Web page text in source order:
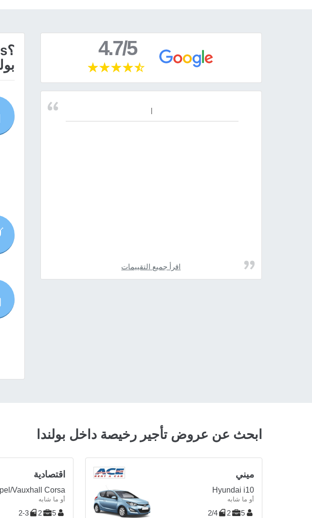
4.7/5
اقرأ جميع التقييمات
ابحث عن عروض تأجير رخيصة داخل بولندا
ميني
Hyundai i10
أو ما شابه
5
2
2/4
اقتصادية
Vauxhall Corsa
أو ما شابه
5
2
2-3